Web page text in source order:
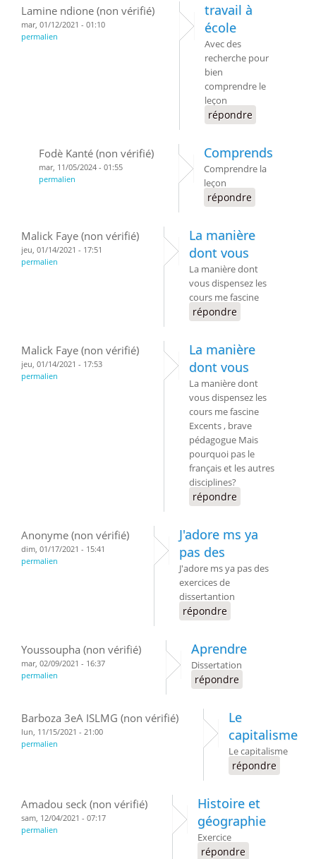
Lamine ndione (non vérifié)
mar, 01/12/2021 - 01:10
permalien
travail à
école
Avec des
recherche pour
bien
comprendre le
leçon
répondre
Fodè Kanté (non vérifié)
mar, 11/05/2024 - 01:55
permalien
Comprends
Comprendre la
leçon
répondre
Malick Faye (non vérifié)
jeu, 01/14/2021 - 17:51
permalien
La manière
dont vous
La manière dont
vous dispensez les
cours me fascine
répondre
Malick Faye (non vérifié)
jeu, 01/14/2021 - 17:53
permalien
La manière
dont vous
La manière dont
vous dispensez les
cours me fascine
Excents , brave
pédagogue Mais
pourquoi pas le
français et les autres
disciplines?
répondre
Anonyme (non vérifié)
dim, 01/17/2021 - 15:41
permalien
J'adore ms ya
pas des
J'adore ms ya pas des
exercices de
dissertantion
répondre
Youssoupha (non vérifié)
mar, 02/09/2021 - 16:37
permalien
Aprendre
Dissertation
répondre
Barboza 3eA ISLMG (non vérifié)
lun, 11/15/2021 - 21:00
permalien
Le
capitalisme
Le capitalisme
répondre
Amadou seck (non vérifié)
sam, 12/04/2021 - 07:17
permalien
Histoire et
géographie
Exercice
répondre